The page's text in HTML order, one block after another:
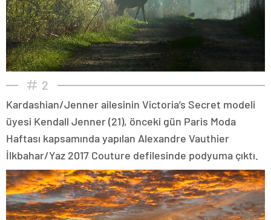
2
Kardashian/Jenner ailesinin Victoria’s Secret modeli
üyesi Kendall Jenner (21), önceki gün Paris Moda
Haftası kapsamında yapılan Alexandre Vauthier
İlkbahar/Yaz 2017 Couture defilesinde podyuma çıktı.